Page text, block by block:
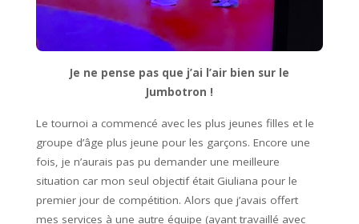
Je ne pense pas que j’ai l’air bien sur le
Jumbotron !
Le tournoi a commencé avec les plus jeunes filles et le
groupe d’âge plus jeune pour les garçons. Encore une
fois, je n’aurais pas pu demander une meilleure
situation car mon seul objectif était Giuliana pour le
premier jour de compétition. Alors que j’avais offert
mes services à une autre équipe (ayant travaillé avec